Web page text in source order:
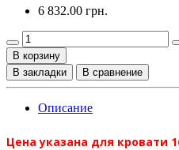
6 832.00 грн.
В корзину
В закладки
В сравнение
Описание
Цена указана для кровати